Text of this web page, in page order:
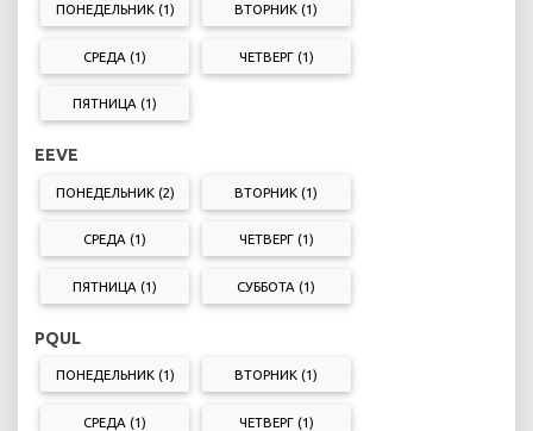
ПОНЕДЕЛЬНИК (1) ВТОРНИК (1)
СРЕДА (1) ЧЕТВЕРГ (1)
ПЯТНИЦА (1)
EEVE
ПОНЕДЕЛЬНИК (2) ВТОРНИК (1)
СРЕДА (1) ЧЕТВЕРГ (1)
ПЯТНИЦА (1) СУББОТА (1)
PQUL
ПОНЕДЕЛЬНИК (1) ВТОРНИК (1)
СРЕДА (1) ЧЕТВЕРГ (1)